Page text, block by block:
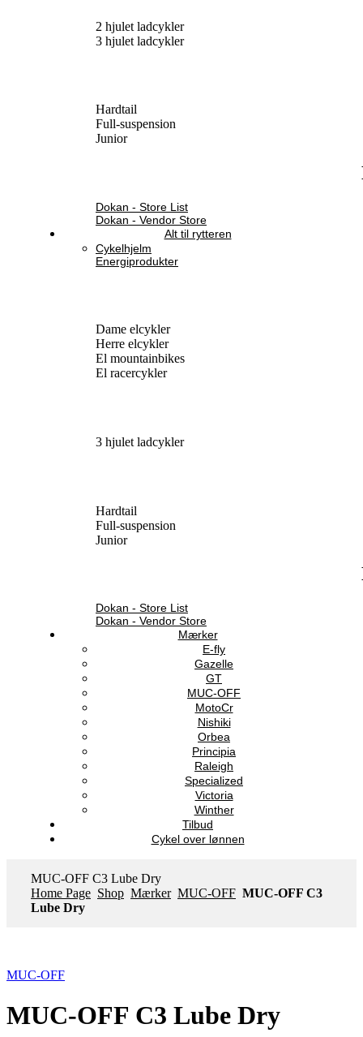
2 hjulet ladcykler
3 hjulet ladcykler
Hardtail
Full-suspension
Junior
Dokan - Store List
Dokan - Vendor Store
Alt til rytteren
Cykelhjelm
Energiprodukter
Dame elcykler
Herre elcykler
El mountainbikes
El racercykler
3 hjulet ladcykler
Hardtail
Full-suspension
Junior
Dokan - Store List
Dokan - Vendor Store
Mærker
E-fly
Gazelle
GT
MUC-OFF
MotoCr
Nishiki
Orbea
Principia
Raleigh
Specialized
Victoria
Winther
Tilbud
Cykel over lønnen
MUC-OFF C3 Lube Dry
Home Page Shop Mærker MUC-OFF MUC-OFF C3
Lube Dry
MUC-OFF
MUC-OFF C3 Lube Dry